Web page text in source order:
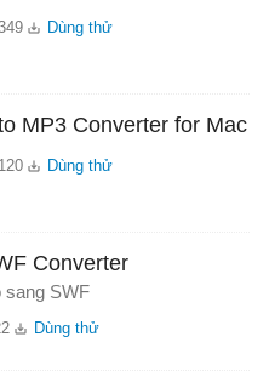
MP3 Converter for Mac
Converter
sang SWF